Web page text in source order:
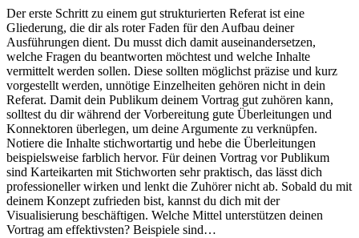
Der erste Schritt zu einem gut strukturierten Referat ist eine
Gliederung, die dir als roter Faden für den Aufbau deiner
Ausführungen dient. Du musst dich damit auseinandersetzen,
welche Fragen du beantworten möchtest und welche Inhalte
vermittelt werden sollen. Diese sollten möglichst präzise und kurz
vorgestellt werden, unnötige Einzelheiten gehören nicht in dein
Referat. Damit dein Publikum deinem Vortrag gut zuhören kann,
solltest du dir während der Vorbereitung gute Überleitungen und
Konnektoren überlegen, um deine Argumente zu verknüpfen.
Notiere die Inhalte stichwortartig und hebe die Überleitungen
beispielsweise farblich hervor. Für deinen Vortrag vor Publikum
sind Karteikarten mit Stichworten sehr praktisch, das lässt dich
professioneller wirken und lenkt die Zuhörer nicht ab. Sobald du mit
deinem Konzept zufrieden bist, kannst du dich mit der
Visualisierung beschäftigen. Welche Mittel unterstützen deinen
Vortrag am effektivsten? Beispiele sind…